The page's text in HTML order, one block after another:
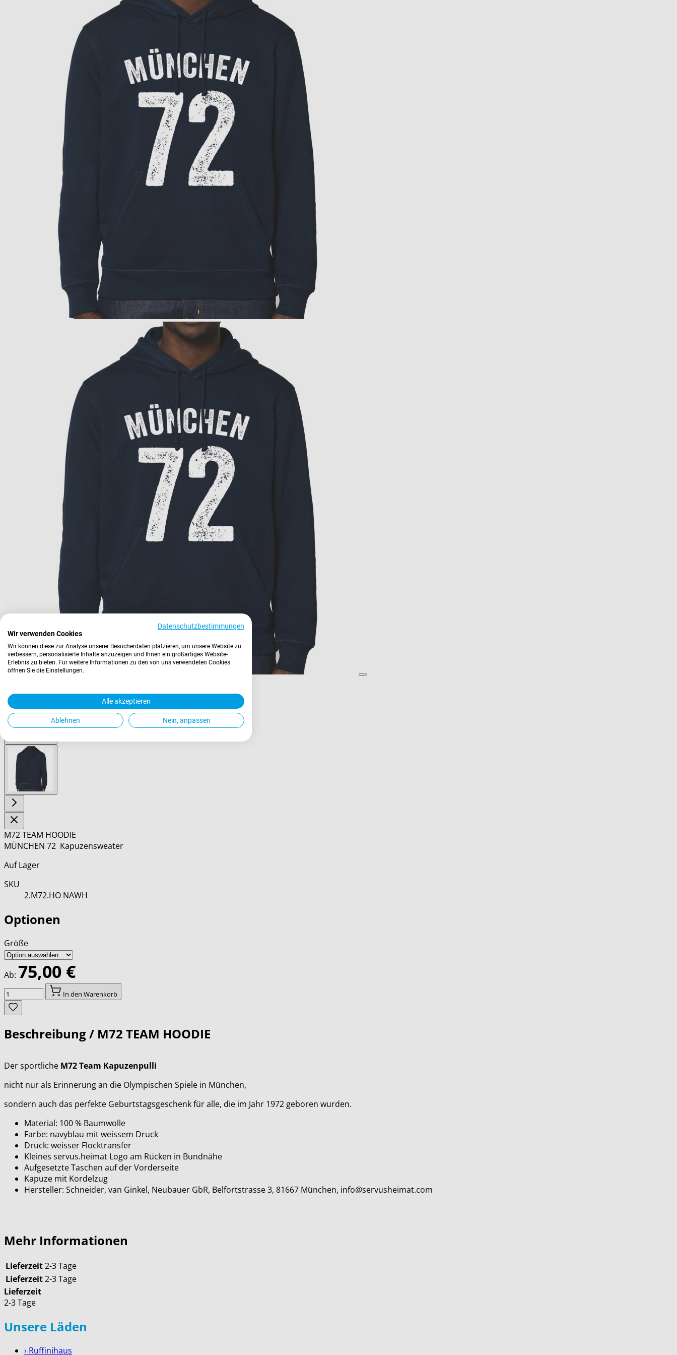
View
larger
image
View
larger
image
M72 TEAM HOODIE
MÜNCHEN 72 Kapuzensweater
Auf Lager
SKU
2.M72.HO NAWH
Optionen
Größe
Ab: 75,00 €
Menge
In den Warenkorb
Beschreibung / M72 TEAM HOODIE
Der sportliche M72 Team Kapuzenpulli
nicht nur als Erinnerung an die Olympischen Spiele in München,
sondern auch das perfekte Geburtstagsgeschenk für alle, die im Jahr 1972 geboren wurden.
Material: 100 % Baumwolle
Farbe: navyblau mit weissem Druck
Druck: weisser Flocktransfer
Kleines servus.heimat Logo am Rücken in Bundnähe
Aufgesetzte Taschen auf der Vorderseite
Kapuze mit Kordelzug
Hersteller: Schneider, van Ginkel, Neubauer GbR, Belfortstrasse 3, 81667 München, info@servusheimat.com
Mehr Informationen
Lieferzeit2-3 Tage
Lieferzeit2-3 Tage
Lieferzeit
2-3 Tage
Unsere Läden
› Ruffinihaus
Datenschutzbestimmungen
Wir verwenden Cookies
Wir können diese zur Analyse unserer Besucherdaten platzieren, um unsere Website zu
verbessern, personalisierte Inhalte anzuzeigen und Ihnen ein großartiges Website-
Erlebnis zu bieten. Für weitere Informationen zu den von uns verwendeten Cookies
öffnen Sie die Einstellungen.
Alle akzeptieren
Ablehnen Nein, anpassen